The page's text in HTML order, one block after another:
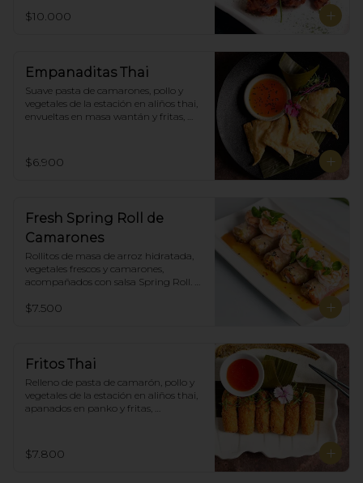
$10.000
Empanaditas Thai
Suave pasta de camarones, pollo y
vegetales de la estación en aliños thai,
envueltas en masa wantán y fritas,
$6.900
Fresh Spring Roll de
Camarones
Rollitos de masa de arroz hidratada,
vegetales frescos y camarones,
acompañados con salsa Spring Roll.
$7.500
Fritos Thai
Relleno de pasta de camarón, pollo y
vegetales de la estación en aliños thai,
apanados en panko y fritas,
$7.800